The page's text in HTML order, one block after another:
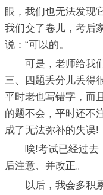
眼，我们也无法发现
我们交了卷儿，考后
说：“可以的。
可是，老师给我们
三、四题丢分儿丢得
平时老也写错字，而
的题不会，平时还不
成了无法弥补的失误!
唉!考试已经过去
后注意、并改正。
以后，我会多积累